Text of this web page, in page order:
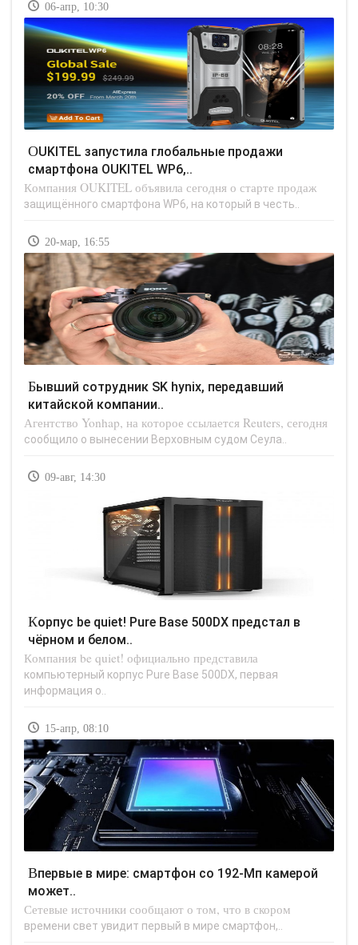
06-апр, 10:30
OUKITEL запустила глобальные продажи
смартфона OUKITEL WP6,..
Компания OUKITEL объявила сегодня о старте продаж
защищённого смартфона WP6, на который в честь..
20-мар, 16:55
Бывший сотрудник SK hynix, передавший
китайской компании..
Агентство Yonhap, на которое ссылается Reuters, сегодня
сообщило о вынесении Верховным судом Сеула..
09-авг, 14:30
Корпус be quiet! Pure Base 500DX предстал в
чёрном и белом..
Компания be quiet! официально представила
компьютерный корпус Pure Base 500DX, первая
информация о..
15-апр, 08:10
Впервые в мире: смартфон со 192-Мп камерой
может..
Сетевые источники сообщают о том, что в скором
времени свет увидит первый в мире смартфон,..